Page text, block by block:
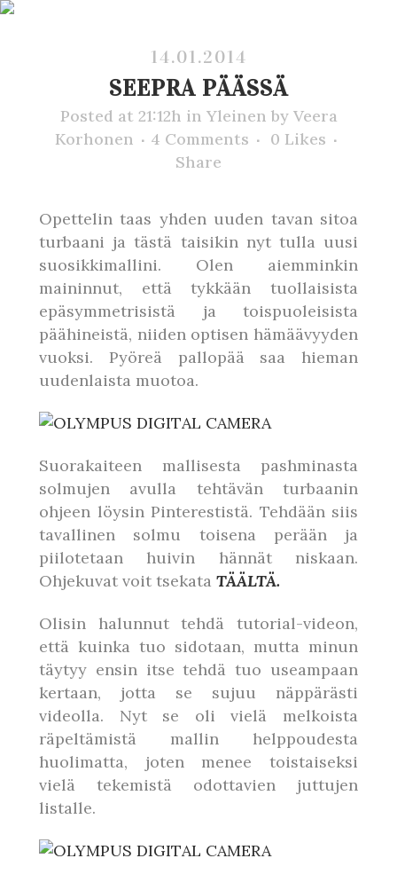
14.01.2014
SEEPRA PÄÄSSÄ
Posted at 21:12h in Yleinen by Veera
Korhonen
4 Comments 0 Likes
Share
Opettelin taas yhden uuden tavan sitoa
turbaani ja tästä taisikin nyt tulla uusi
suosikkimallini. Olen aiemminkin
maininnut, että tykkään tuollaisista
epäsymmetrisistä ja toispuoleisista
päähineistä, niiden optisen hämäävyyden
vuoksi. Pyöreä pallopää saa hieman
uudenlaista muotoa.
Suorakaiteen mallisesta pashminasta
solmujen avulla tehtävän turbaanin
ohjeen löysin Pinterestistä. Tehdään siis
tavallinen solmu toisena perään ja
piilotetaan huivin hännät niskaan.
Ohjekuvat voit tsekata TÄÄLTÄ.
Olisin halunnut tehdä tutorial-videon,
että kuinka tuo sidotaan, mutta minun
täytyy ensin itse tehdä tuo useampaan
kertaan, jotta se sujuu näppärästi
videolla. Nyt se oli vielä melkoista
räpeltämistä mallin helppoudesta
huolimatta, joten menee toistaiseksi
vielä tekemistä odottavien juttujen
listalle.